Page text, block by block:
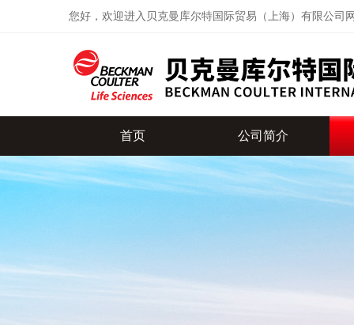
您好，欢迎进入贝克曼库尔特国际贸易（上海）有限公司
首页 公司简介